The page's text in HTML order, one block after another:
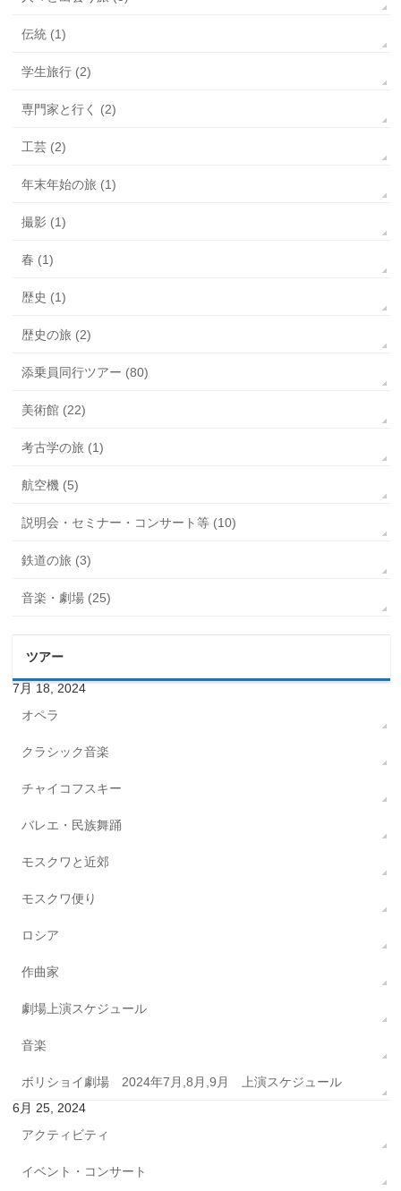
伝統 (1)
学生旅行 (2)
専門家と行く (2)
工芸 (2)
年末年始の旅 (1)
撮影 (1)
春 (1)
歴史 (1)
歴史の旅 (2)
添乗員同行ツアー (80)
美術館 (22)
考古学の旅 (1)
航空機 (5)
説明会・セミナー・コンサート等 (10)
鉄道の旅 (3)
音楽・劇場 (25)
ツアー
7月 18, 2024
オペラ
クラシック音楽
チャイコフスキー
バレエ・民族舞踊
モスクワと近郊
モスクワ便り
ロシア
作曲家
劇場上演スケジュール
音楽
ボリショイ劇場 2024年7月,8月,9月 上演スケジュール
6月 25, 2024
アクティビティ
イベント・コンサート